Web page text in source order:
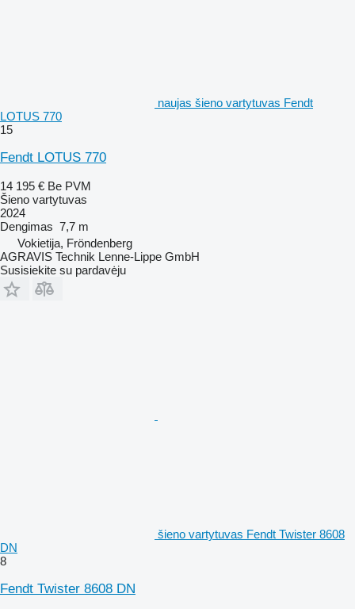
naujas šieno vartytuvas Fendt
LOTUS 770
15
Fendt LOTUS 770
14 195 € Be PVM
Šieno vartytuvas
2024
Dengimas 7,7 m
Vokietija, Fröndenberg
AGRAVIS Technik Lenne-Lippe GmbH
Susisiekite su pardavėju
šieno vartytuvas Fendt Twister 8608
DN
8
Fendt Twister 8608 DN